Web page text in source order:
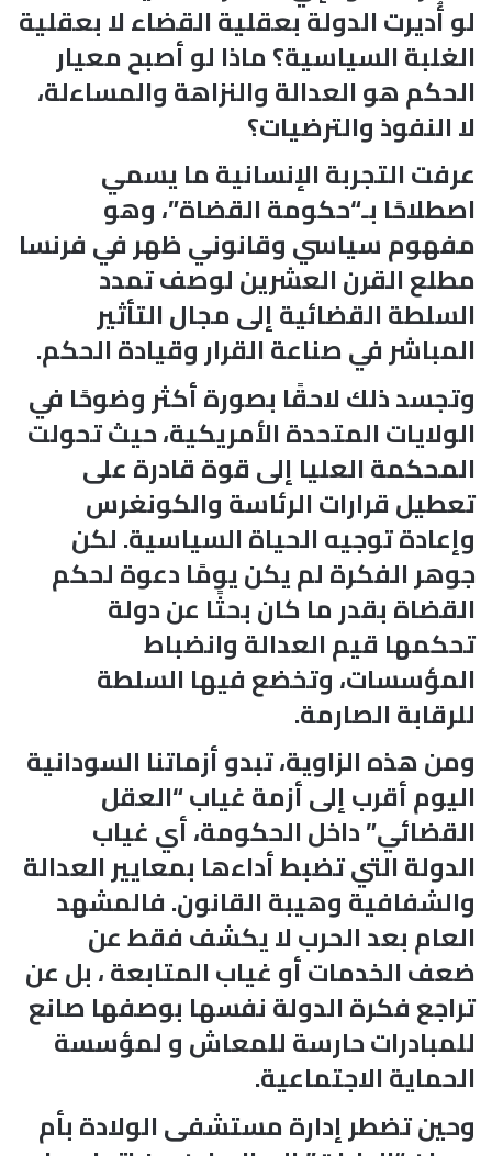
لو أُديرت الدولة بعقلية القضاء لا بعقلية
الغلبة السياسية؟ ماذا لو أصبح معيار
الحكم هو العدالة والنزاهة والمساءلة،
لا النفوذ والترضيات؟
عرفت التجربة الإنسانية ما يسمي
اصطلاحًا بـ“حكومة القضاة”، وهو
مفهوم سياسي وقانوني ظهر في فرنسا
مطلع القرن العشرين لوصف تمدد
السلطة القضائية إلى مجال التأثير
المباشر في صناعة القرار وقيادة الحكم.
وتجسد ذلك لاحقًا بصورة أكثر وضوحًا في
الولايات المتحدة الأمريكية، حيث تحولت
المحكمة العليا إلى قوة قادرة على
تعطيل قرارات الرئاسة والكونغرس
وإعادة توجيه الحياة السياسية. لكن
جوهر الفكرة لم يكن يومًا دعوة لحكم
القضاة بقدر ما كان بحثًا عن دولة
تحكمها قيم العدالة وانضباط
المؤسسات، وتخضع فيها السلطة
للرقابة الصارمة.
ومن هذه الزاوية، تبدو أزماتنا السودانية
اليوم أقرب إلى أزمة غياب “العقل
القضائي” داخل الحكومة، أي غياب
الدولة التي تضبط أداءها بمعايير العدالة
والشفافية وهيبة القانون. فالمشهد
العام بعد الحرب لا يكشف فقط عن
ضعف الخدمات أو غياب المتابعة ، بل عن
تراجع فكرة الدولة نفسها بوصفها صانع
للمبادرات حارسة للمعاش و لمؤسسة
الحماية الاجتماعية.
وحين تضطر إدارة مستشفى الولادة بأم